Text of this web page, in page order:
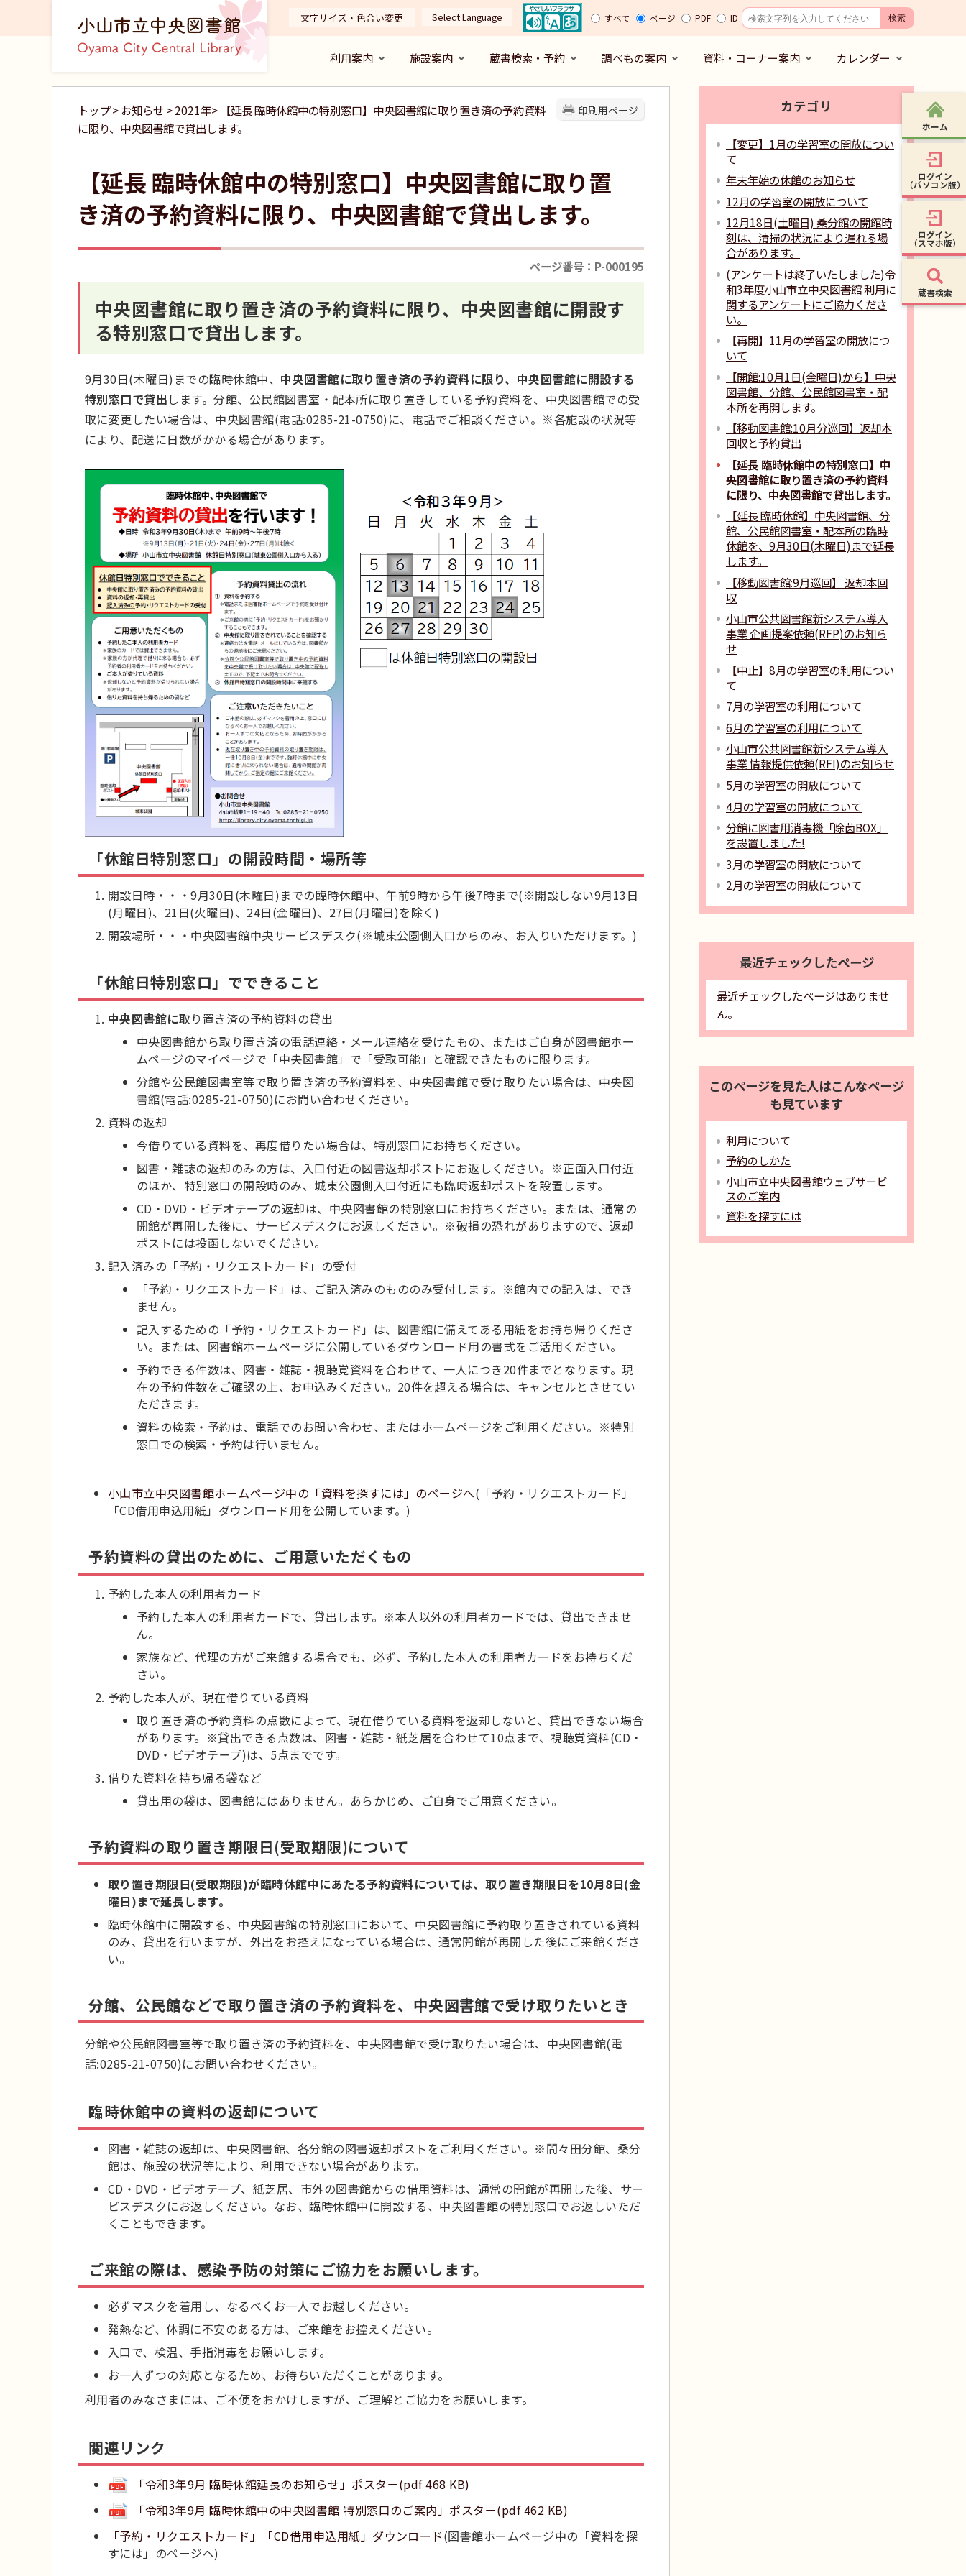
文字サイズ・色合い変更 Select Language すべて ページ PDF ID
利用案内 施設案内 蔵書検索・予約 調べもの案内 資料・コーナー案内 カレンダー
印刷用ページ
トップ>お知らせ>2021年> 【延長 臨時休館中の特別窓口】中央図書館に取り置き済の予約資料
に限り、中央図書館で貸出します。
【延長 臨時休館中の特別窓口】中央図書館に取り置
き済の予約資料に限り、中央図書館で貸出します。
ページ番号：P-000195
中央図書館に取り置き済の予約資料に限り、中央図書館に開設す
る特別窓口で貸出します。
9月30日(木曜日)までの臨時休館中、 中央図書館に取り置き済の予約資料に限り、中央図書館に開設する
特別窓口で貸出します。分館、公民館図書室・配本所に取り置きしている予約資料を、中央図書館での受
取に変更したい場合は、中央図書館(電話:0285-21-0750)に、電話でご相談ください。※各施設の状況等
により、配送に日数がかかる場合があります。
「休館日特別窓口」の開設時間・場所等
開設日時・・・9月30日(木曜日)までの臨時休館中、午前9時から午後7時まで(※開設しない9月13日
(月曜日)、21日(火曜日)、24日(金曜日)、27日(月曜日)を除く)
開設場所・・・中央図書館中央サービスデスク(※城東公園側入口からのみ、お入りいただけます。)
「休館日特別窓口」でできること
中央図書館に取り置き済の予約資料の貸出
中央図書館から取り置き済の電話連絡・メール連絡を受けたもの、またはご自身が図書館ホー
ムページのマイページで「中央図書館」で「受取可能」と確認できたものに限ります。
分館や公民館図書室等で取り置き済の予約資料を、中央図書館で受け取りたい場合は、中央図
書館(電話:0285-21-0750)にお問い合わせください。
資料の返却
今借りている資料を、再度借りたい場合は、特別窓口にお持ちください。
図書・雑誌の返却のみの方は、入口付近の図書返却ポストにお返しください。※正面入口付近
のほか、特別窓口の開設時のみ、城東公園側入口付近にも臨時返却ポストを設置します。
CD・DVD・ビデオテープの返却は、中央図書館の特別窓口にお持ちください。または、通常の
開館が再開した後に、サービスデスクにお返しください。※破損の恐れがありますので、返却
ポストには投函しないでください。
記入済みの「予約・リクエストカード」の受付
「予約・リクエストカード」は、ご記入済みのもののみ受付します。※館内での記入は、でき
ません。
記入するための「予約・リクエストカード」は、図書館に備えてある用紙をお持ち帰りくださ
い。または、図書館ホームページに公開しているダウンロード用の書式をご活用ください。
予約できる件数は、図書・雑誌・視聴覚資料を合わせて、一人につき20件までとなります。現
在の予約件数をご確認の上、お申込みください。20件を超える場合は、キャンセルとさせてい
ただきます。
資料の検索・予約は、電話でのお問い合わせ、またはホームページをご利用ください。※特別
窓口での検索・予約は行いません。
小山市立中央図書館ホームページ中の「資料を探すには」のページへ(「予約・リクエストカード」
「CD借用申込用紙」ダウンロード用を公開しています。)
予約資料の貸出のために、ご用意いただくもの
予約した本人の利用者カード
予約した本人の利用者カードで、貸出します。※本人以外の利用者カードでは、貸出できませ
ん。
家族など、代理の方がご来館する場合でも、必ず、予約した本人の利用者カードをお持ちくだ
さい。
予約した本人が、現在借りている資料
取り置き済の予約資料の点数によって、現在借りている資料を返却しないと、貸出できない場合
があります。※貸出できる点数は、図書・雑誌・紙芝居を合わせて10点まで、視聴覚資料(CD・
DVD・ビデオテープ)は、5点までです。
借りた資料を持ち帰る袋など
貸出用の袋は、図書館にはありません。あらかじめ、ご自身でご用意ください。
予約資料の取り置き期限日(受取期限)について
取り置き期限日(受取期限)が臨時休館中にあたる予約資料については、取り置き期限日を10月8日(金
曜日)まで延長します。
臨時休館中に開設する、中央図書館の特別窓口において、中央図書館に予約取り置きされている資料
のみ、貸出を行いますが、外出をお控えになっている場合は、通常開館が再開した後にご来館くださ
い。
分館、公民館などで取り置き済の予約資料を、中央図書館で受け取りたいとき
分館や公民館図書室等で取り置き済の予約資料を、中央図書館で受け取りたい場合は、中央図書館(電
話:0285-21-0750)にお問い合わせください。
臨時休館中の資料の返却について
図書・雑誌の返却は、中央図書館、各分館の図書返却ポストをご利用ください。※間々田分館、桑分
館は、施設の状況等により、利用できない場合があります。
CD・DVD・ビデオテープ、紙芝居、市外の図書館からの借用資料は、通常の開館が再開した後、サー
ビスデスクにお返しください。なお、臨時休館中に開設する、中央図書館の特別窓口でお返しいただ
くこともできます。
ご来館の際は、感染予防の対策にご協力をお願いします。
必ずマスクを着用し、なるべくお一人でお越しください。
発熱など、体調に不安のある方は、ご来館をお控えください。
入口で、検温、手指消毒をお願いします。
お一人ずつの対応となるため、お待ちいただくことがあります。
利用者のみなさまには、ご不便をおかけしますが、ご理解とご協力をお願いします。
関連リンク
「令和3年9月 臨時休館延長のお知らせ」ポスター(pdf 468 KB)
「令和3年9月 臨時休館中の中央図書館 特別窓口のご案内」ポスター(pdf 462 KB)
「予約・リクエストカード」「CD借用申込用紙」ダウンロード(図書館ホームページ中の「資料を探
すには」のページへ)
カテゴリ
【変更】1月の学習室の開放につい
て
年末年始の休館のお知らせ
12月の学習室の開放について
12月18日(土曜日) 桑分館の開館時
刻は、清掃の状況により遅れる場
合があります。
(アンケートは終了いたしました)令
和3年度小山市立中央図書館 利用に
関するアンケートにご協力くださ
い。
【再開】11月の学習室の開放につ
いて
【開館:10月1日(金曜日)から】中央
図書館、分館、公民館図書室・配
本所を再開します。
【移動図書館:10月分巡回】返却本
回収と予約貸出
【延長 臨時休館中の特別窓口】中
央図書館に取り置き済の予約資料
に限り、中央図書館で貸出します。
【延長 臨時休館】中央図書館、分
館、公民館図書室・配本所の臨時
休館を、9月30日(木曜日)まで延長
します。
【移動図書館:9月巡回】 返却本回
収
小山市公共図書館新システム導入
事業 企画提案依頼(RFP)のお知ら
せ
【中止】8月の学習室の利用につい
て
7月の学習室の利用について
6月の学習室の利用について
小山市公共図書館新システム導入
事業 情報提供依頼(RFI)のお知らせ
5月の学習室の開放について
4月の学習室の開放について
分館に図書用消毒機「除菌BOX」
を設置しました!
3月の学習室の開放について
2月の学習室の開放について
最近チェックしたページ
最近チェックしたページはありませ
ん。
このページを見た人はこんなページ
も見ています
利用について
予約のしかた
小山市立中央図書館ウェブサービ
スのご案内
資料を探すには
ホーム
ログイン
（パソコン版）
ログイン
（スマホ版）
蔵書検索